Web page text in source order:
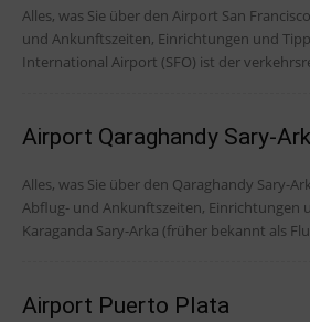
Alles, was Sie über den Airport San
und Ankunftszeiten, Einrichtungen und Tipps Der San
International Airport (SFO) ist der
Airport Qaraghandy Sary-
Alles, was Sie über den Qaraghandy Sary-
Abflug- und Ankunftszeiten, Einrichtungen und Tipps
Karaganda Sary-Arka (früher bekannt als
Airport Puerto Plata